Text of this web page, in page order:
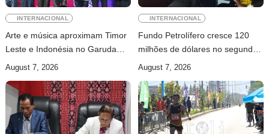
INTERNACIONAL
Arte e música aproximam Timor
Leste e Indonésia no Garuda
Sakti Crossborder Fest 2026
August 7, 2026
INTERNACIONAL
Fundo Petrolífero cresce 120
milhões de dólares no segundo
trimestre
August 7, 2026